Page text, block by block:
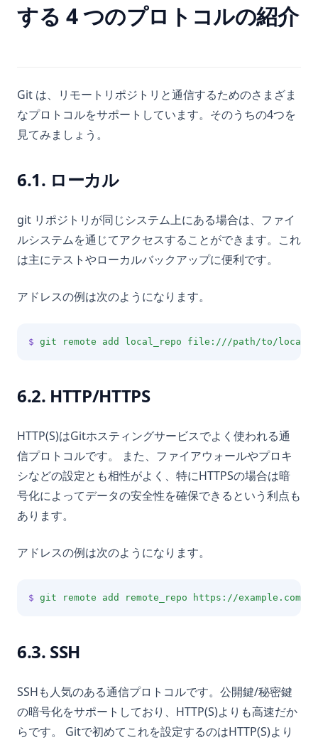
する 4 つのプロトコルの紹介
Git は、リモートリポジトリと通信するためのさまざま
なプロトコルをサポートしています。そのうちの4つを
見てみましょう。
6.1. ローカル
git リポジトリが同じシステム上にある場合は、ファイ
ルシステムを通じてアクセスすることができます。これ
は主にテストやローカルバックアップに便利です。
アドレスの例は次のようになります。
$ git remote add local_repo file:///path/to/local/
6.2. HTTP/HTTPS
HTTP(S)はGitホスティングサービスでよく使われる通
信プロトコルです。 また、ファイアウォールやプロキ
シなどの設定とも相性がよく、特にHTTPSの場合は暗
号化によってデータの安全性を確保できるという利点も
あります。
アドレスの例は次のようになります。
$ git remote add remote_repo https://example.com/
6.3. SSH
SSHも人気のある通信プロトコルです。公開鍵/秘密鍵
の暗号化をサポートしており、HTTP(S)よりも高速だか
らです。 Gitで初めてこれを設定するのはHTTP(S)より